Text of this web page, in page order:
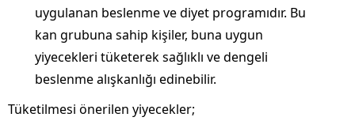
uygulanan beslenme ve diyet programıdır. Bu
kan grubuna sahip kişiler, buna uygun
yiyecekleri tüketerek sağlıklı ve dengeli
beslenme alışkanlığı edinebilir.
Tüketilmesi önerilen yiyecekler;